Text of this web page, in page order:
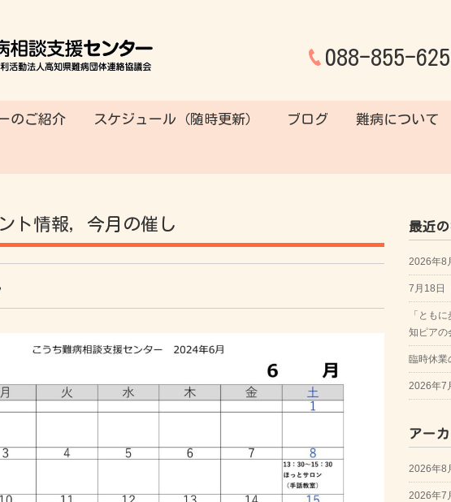
088-855-
のご紹介 スケジュール（随時更新） ブログ 難病について
ト情報, 今月の催し 最近
2026年8
7月18日
「とも
知ピアの
臨時休業
2026年7
アー
2026年8
2026年7